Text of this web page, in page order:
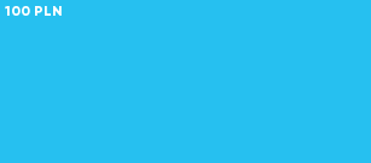
100 PLN